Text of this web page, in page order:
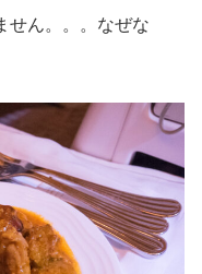
せん。。。なぜな